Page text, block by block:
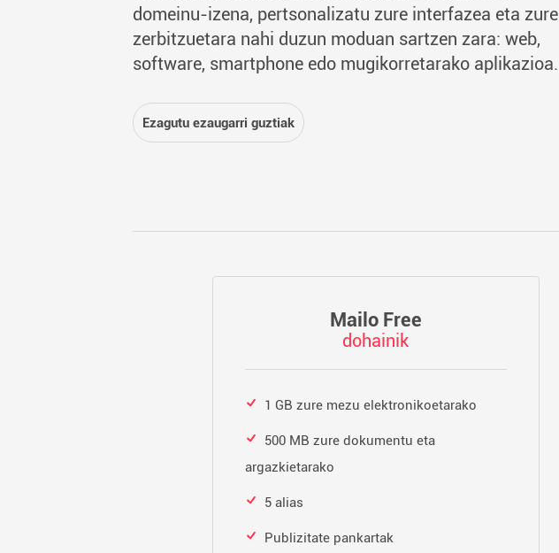
domeinu-izena, pertsonalizatu zure interfazea eta zure
zerbitzuetara nahi duzun moduan sartzen zara: web,
software, smartphone edo mugikorretarako aplikazioa.
Ezagutu ezaugarri guztiak
Mailo Free
dohainik
1 GB zure mezu elektronikoetarako
500 MB zure dokumentu eta
argazkietarako
5 alias
Publizitate pankartak